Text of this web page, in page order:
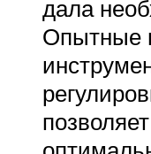
дала
Опытные